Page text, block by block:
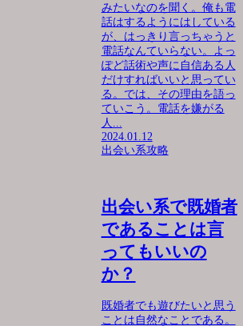
みたいなのを聞く。俺も電
話はするようにはしている
が、はっきり言っちゃうと
電話なんていらない。よっ
ぽど話術や声に自信ある人
だけすればいいと思ってい
る。では、その理由を語っ
ていこう。電話を嫌がる
人...
2024.01.12
出会い系攻略
出会い系で既婚者
であることは言
ってもいいの
か？
既婚者でも遊びたいと思う
ことは自然なことである。